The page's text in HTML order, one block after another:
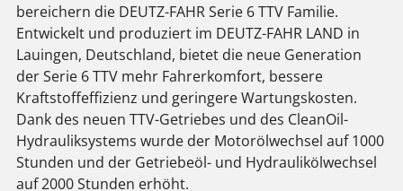
bereichern die DEUTZ-FAHR Serie 6 TTV Familie.
Entwickelt und produziert im DEUTZ-FAHR LAND in
Lauingen, Deutschland, bietet die neue Generation
der Serie 6 TTV mehr Fahrerkomfort, bessere
Kraftstoffeffizienz und geringere Wartungskosten.
Dank des neuen TTV-Getriebes und des CleanOil-
Hydrauliksystems wurde der Motorölwechsel auf 1000
Stunden und der Getriebeöl- und Hydraulikölwechsel
auf 2000 Stunden erhöht.